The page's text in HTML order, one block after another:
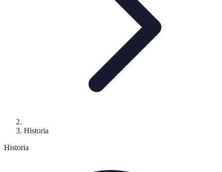
Historia
Historia